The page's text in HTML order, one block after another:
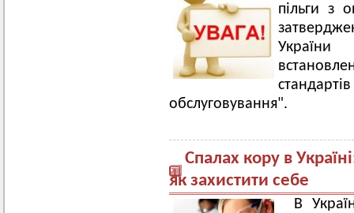
пільги з
обслуговування".
Спалах кору в
як захистити себе
В